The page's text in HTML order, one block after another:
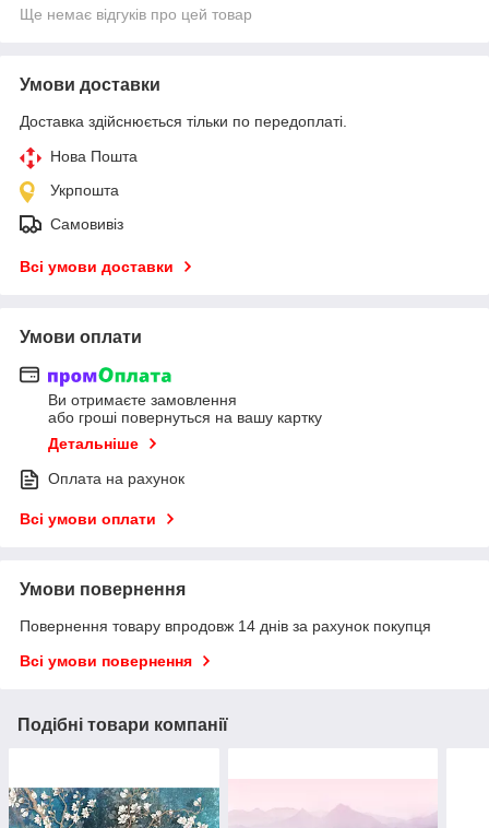
Ще немає відгуків про цей товар
Умови доставки
Доставка здійснюється тільки по передоплаті.
Нова Пошта
Укрпошта
Самовивіз
Всі умови доставки
Умови оплати
Ви отримаєте замовлення
або гроші повернуться на вашу картку
Детальніше
Оплата на рахунок
Всі умови оплати
Умови повернення
Повернення товару впродовж 14 днів за рахунок покупця
Всі умови повернення
Подібні товари компанії